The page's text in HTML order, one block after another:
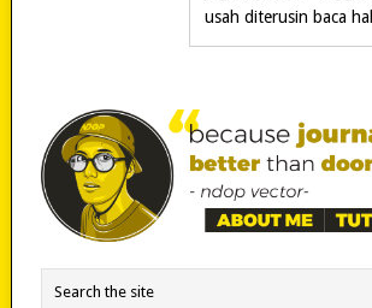
usah diterusin baca